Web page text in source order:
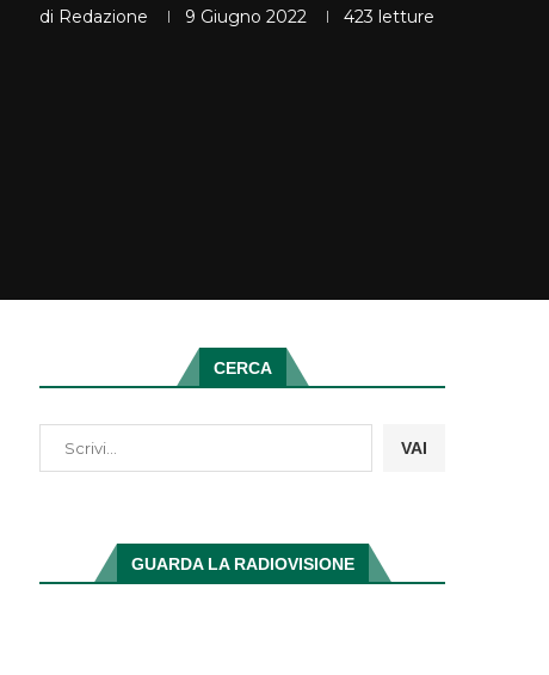
di Redazione 9 Giugno 2022 423 letture
CERCA
VAI
GUARDA LA RADIOVISIONE